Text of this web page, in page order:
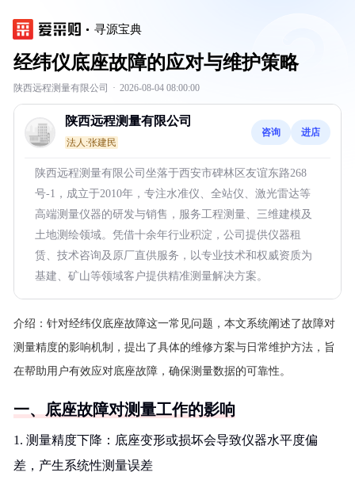
寻源宝典
经纬仪底座故障的应对与维护策略
陕西远程测量有限公司 · 2026-08-04 08:00:00
陕西远程测量有限公司
法人:张建民
咨询 进店
陕西远程测量有限公司坐落于西安市碑林区友谊东路268
号-1，成立于2010年，专注水准仪、全站仪、激光雷达等
高端测量仪器的研发与销售，服务工程测量、三维建模及
土地测绘领域。凭借十余年行业积淀，公司提供仪器租
赁、技术咨询及原厂直供服务，以专业技术和权威资质为
基建、矿山等领域客户提供精准测量解决方案。
介绍： 针对经纬仪底座故障这一常见问题，本文系统阐述了故障对
测量精度的影响机制，提出了具体的维修方案与日常维护方法，旨
在帮助用户有效应对底座故障，确保测量数据的可靠性。
一、底座故障对测量工作的影响
1. 测量精度下降：底座变形或损坏会导致仪器水平度偏
差，产生系统性测量误差